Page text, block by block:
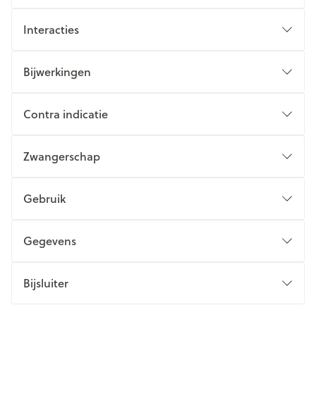
Interacties
Bijwerkingen
Contra indicatie
Zwangerschap
Gebruik
Gegevens
Bijsluiter